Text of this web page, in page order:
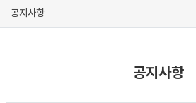
공지사항
공지사항